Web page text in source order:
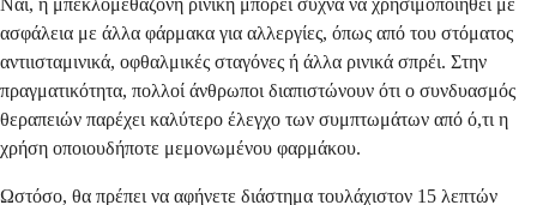
ασφάλεια με άλλα φάρμακα για αλλεργίες, όπως από του στόματος
αντιισταμινικά, οφθαλμικές σταγόνες ή άλλα ρινικά σπρέι. Στην
πραγματικότητα, πολλοί άνθρωποι διαπιστώνουν ότι ο συνδυασμός
θεραπειών παρέχει καλύτερο έλεγχο των συμπτωμάτων από ό,τι η
χρήση οποιουδήποτε μεμονωμένου φαρμάκου.
Ωστόσο, θα πρέπει να αφήνετε διάστημα τουλάχιστον 15 λεπτών